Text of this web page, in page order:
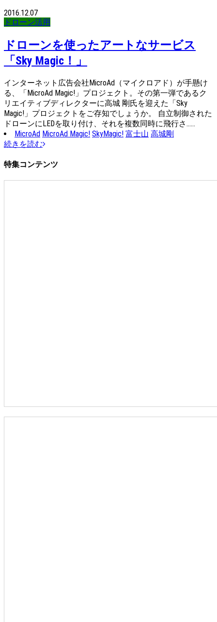
2016.12.07
ドローン活用
ドローンを使ったアートなサービス
「Sky Magic！」
インターネット広告会社MicroAd（マイクロアド）が手懸け
る、「MicroAd Magic!」プロジェクト。その第一弾であるク
リエイティブディレクターに高城 剛氏を迎えた「Sky
Magic!」プロジェクトをご存知でしょうか。 自立制御された
ドローンにLEDを取り付け、それを複数同時に飛行さ……
MicroAd MicroAd Magic! SkyMagic! 富士山 高城剛
続きを読む
特集コンテンツ